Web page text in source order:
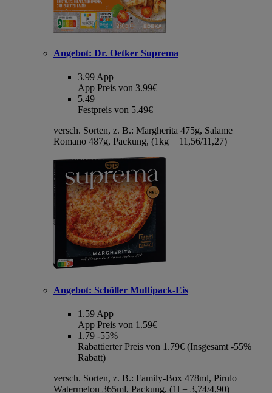
Angebot: Dr. Oetker Suprema
3.99 App
App Preis von 3.99€
5.49
Festpreis von 5.49€
versch. Sorten, z. B.: Margherita 475g, Salame
Romano 487g, Packung, (1kg = 11,56/11,27)
Angebot: Schöller Multipack-Eis
1.59 App
App Preis von 1.59€
1.79 -55%
Rabattierter Preis von 1.79€ (Insgesamt -55%
Rabatt)
versch. Sorten, z. B.: Family-Box 478ml, Pirulo
Watermelon 365ml, Packung, (1l = 3,74/4,90)